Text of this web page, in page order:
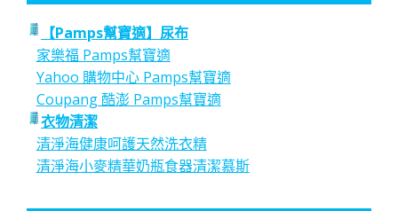
【Pamps幫寶適】尿布
家樂福 Pamps幫寶適
Yahoo 購物中心 Pamps幫寶適
Coupang 酷澎 Pamps幫寶適
衣物清潔
清淨海健康呵護天然洗衣精
清淨海小麥精華奶瓶食器清潔慕斯